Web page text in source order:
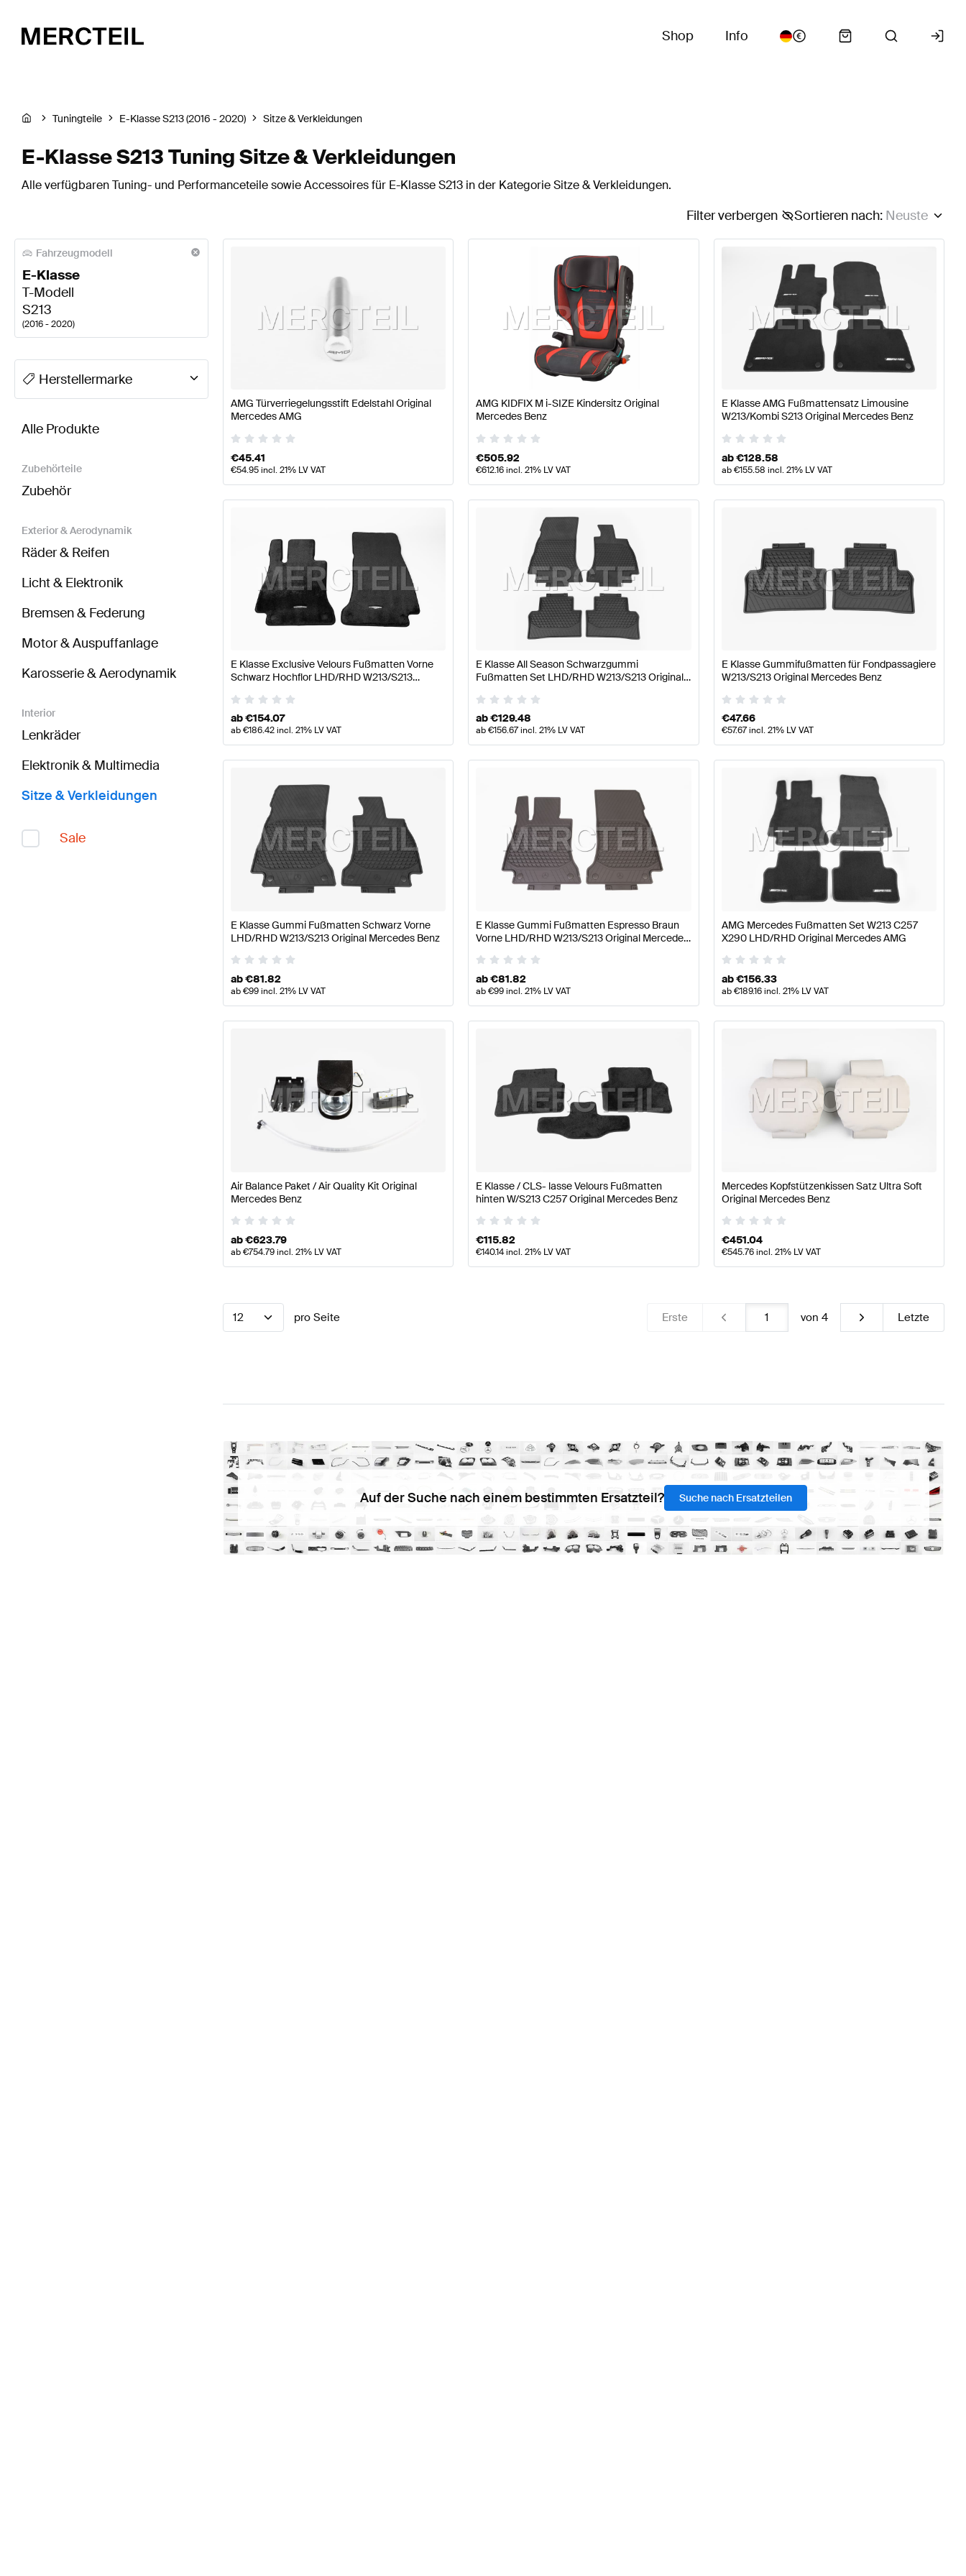
Shop Info
Tuningteile E-Klasse S213 (2016 - 2020) Sitze & Verkleidungen
E-Klasse S213 Tuning Sitze & Verkleidungen
Alle verfügbaren Tuning- und Performanceteile sowie Accessoires für E-Klasse S213 in der Kategorie Sitze & Verkleidungen.
Sortieren nach: Neuste
Filter verbergen
Fahrzeugmodell
E-Klasse
T-Modell
S213
(2016 - 2020)
A-Klasse Tuning Sitze & Verkleidungen A-Klasse W177 Modellpflege Tuning Sitze & VerkleidungenA-Klasse W177 Tuning Sitze & Verkleidungen
A-Klasse W176
Herstellermarke
BRABUS E-Klasse S213 Sitze & VerkleidungenAMG E-Klasse S213 Sitze & VerkleidungenMercedes-Benz E-Klasse S213 Sitze & Verkleidungen
Alle Produkte
Zubehörteile
Zubehör
Exterior & Aerodynamik
Räder & Reifen
Licht & Elektronik
Bremsen & Federung
Motor & Auspuffanlage
Karosserie & Aerodynamik
Interior
Lenkräder
Elektronik & Multimedia
Sitze & Verkleidungen
Sale
AMG Türverriegelungsstift Edelstahl Original
Mercedes AMG
€45.41
€54.95incl. 21% LV VAT
AMG KIDFIX M i-SIZE Kindersitz Original
Mercedes Benz
€505.92
€612.16incl. 21% LV VAT
E Klasse AMG Fußmattensatz Limousine
W213/Kombi S213 Original Mercedes Benz
ab€128.58
ab€155.58 incl. 21% LV VAT
E Klasse Exclusive Velours Fußmatten Vorne
Schwarz Hochflor LHD/RHD W213/S213
ab€154.07
ab€186.42incl. 21% LV VAT
E Klasse All Season Schwarzgummi
Fußmatten Set LHD/RHD W213/S213 Original
ab€129.48
ab€156.67incl. 21% LV VAT
E Klasse Gummifußmatten für Fondpassagiere
W213/S213 Original Mercedes Benz
€47.66
€57.67incl. 21% LV VAT
E Klasse Gummi Fußmatten Schwarz Vorne
LHD/RHD W213/S213 Original Mercedes Benz
ab€81.82
ab€99incl. 21% LV VAT
E Klasse Gummi Fußmatten Espresso Braun
Vorne LHD/RHD W213/S213 Original Mercedes
ab€81.82
ab€99incl. 21% LV VAT
AMG Mercedes Fußmatten Set W213 C257
X290 LHD/RHD Original Mercedes AMG
ab€156.33
ab€189.16incl. 21% LV VAT
Air Balance Paket / Air Quality Kit Original
Mercedes Benz
ab€623.79
ab€754.79incl. 21% LV VAT
E Klasse / CLS- lasse Velours Fußmatten
hinten W/S213 C257 Original Mercedes Benz
€115.82
€140.14incl. 21% LV VAT
Mercedes Kopfstützenkissen Satz Ultra Soft
Original Mercedes Benz
€451.04
€545.76incl. 21% LV VAT
12 pro Seite Erste von 4 Letzte
Auf der Suche nach einem bestimmten Ersatzteil? Suche nach Ersatzteilen